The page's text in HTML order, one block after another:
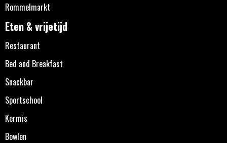
Rommelmarkt
Eten & vrijetijd
Restaurant
Bed and Breakfast
Snackbar
Sportschool
Kermis
Bowlen